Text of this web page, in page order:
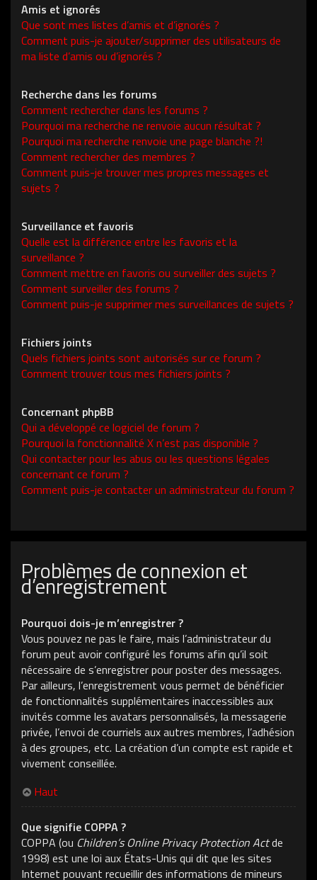
Amis et ignorés
Que sont mes listes d’amis et d’ignorés ?
Comment puis-je ajouter/supprimer des utilisateurs de
ma liste d’amis ou d’ignorés ?
Recherche dans les forums
Comment rechercher dans les forums ?
Pourquoi ma recherche ne renvoie aucun résultat ?
Pourquoi ma recherche renvoie une page blanche ?!
Comment rechercher des membres ?
Comment puis-je trouver mes propres messages et
sujets ?
Surveillance et favoris
Quelle est la différence entre les favoris et la
surveillance ?
Comment mettre en favoris ou surveiller des sujets ?
Comment surveiller des forums ?
Comment puis-je supprimer mes surveillances de sujets ?
Fichiers joints
Quels fichiers joints sont autorisés sur ce forum ?
Comment trouver tous mes fichiers joints ?
Concernant phpBB
Qui a développé ce logiciel de forum ?
Pourquoi la fonctionnalité X n’est pas disponible ?
Qui contacter pour les abus ou les questions légales
concernant ce forum ?
Comment puis-je contacter un administrateur du forum ?
Problèmes de connexion et
d’enregistrement
Pourquoi dois-je m’enregistrer ?
Vous pouvez ne pas le faire, mais l’administrateur du
forum peut avoir configuré les forums afin qu’il soit
nécessaire de s’enregistrer pour poster des messages.
Par ailleurs, l’enregistrement vous permet de bénéficier
de fonctionnalités supplémentaires inaccessibles aux
invités comme les avatars personnalisés, la messagerie
privée, l’envoi de courriels aux autres membres, l’adhésion
à des groupes, etc. La création d’un compte est rapide et
vivement conseillée.
Haut
Que signifie COPPA ?
COPPA (ou Children’s Online Privacy Protection Actde
1998) est une loi aux États-Unis qui dit que les sites
Internet pouvant recueillir des informations de mineurs